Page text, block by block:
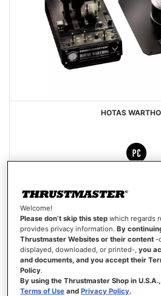
HOTAS
549,99 €
AJOUTER AU
AJOUTER
AUX
FAVORIS
Welcome!
Please don’t skip this step which regards
provides privacy information.By
Thrustmaster Websites or their content -
displayed, downloaded, or printed-,you
and documents, and you accept their
Policy.
By using the Thrustmaster Shop in
Terms of Use andPrivacy Policy.